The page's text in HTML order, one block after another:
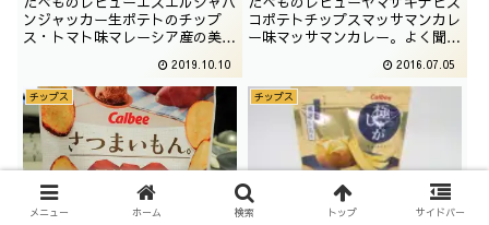
ンジャッカー生ポテトのチップ
ス・トマト味マレーシア産の美味
でございます。生ポテトとトマ
ト。なかなかない組み合わせでご
ざいますね。撮影日は2017年11
2019.10.10
コポテトチップスマッサマンカレ
ー味マッサマンカレー。よく聞き
ん。撮影日は2015年08月2016.07.05
チップス チップス
メニュー ホーム 検索 トップ サイドバー